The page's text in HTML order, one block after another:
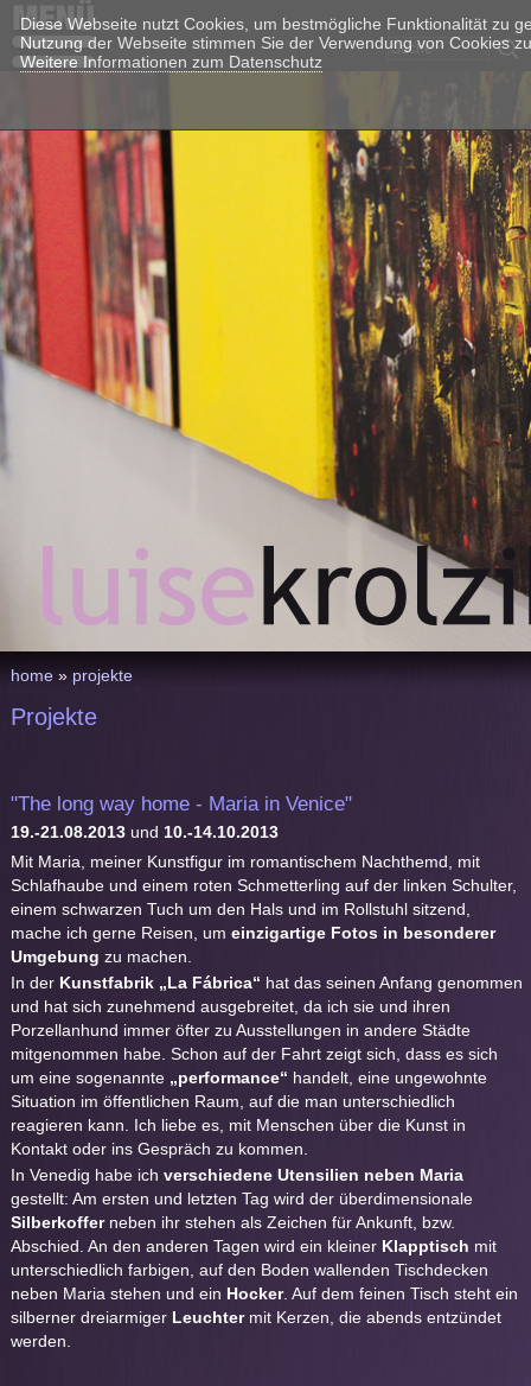
Diese Webseite nutzt Cookies, um bestmögliche Funktionalität zu
Nutzung der Webseite stimmen Sie der Verwendung von Cookies
Weitere Informationen zum Datenschutz
home» projekte
Projekte
"The long way home - Maria in Venice"
19.-21.08.2013 und 10.-14.10.2013
Mit Maria, meiner Kunstfigur im romantischem Nachthemd, mit
Schlafhaube und einem roten Schmetterling auf der linken Schulter,
einem schwarzen Tuch um den Hals und im Rollstuhl sitzend,
mache ich gerne Reisen, um einzigartige Fotos in besonderer
Umgebung zu machen.
In der Kunstfabrik „La Fábrica“ hat das seinen Anfang genommen
und hat sich zunehmend ausgebreitet, da ich sie und ihren
Porzellanhund immer öfter zu Ausstellungen in andere Städte
mitgenommen habe. Schon auf der Fahrt zeigt sich, dass es sich
um eine sogenannte „performance“ handelt, eine ungewohnte
Situation im öffentlichen Raum, auf die man unterschiedlich
reagieren kann. Ich liebe es, mit Menschen über die Kunst in
Kontakt oder ins Gespräch zu kommen.
In Venedig habe ich verschiedene Utensilien neben Maria
gestellt: Am ersten und letzten Tag wird der überdimensionale
Silberkoffer neben ihr stehen als Zeichen für Ankunft, bzw.
Abschied. An den anderen Tagen wird ein kleiner Klapptisch mit
unterschiedlich farbigen, auf den Boden wallenden Tischdecken
neben Maria stehen und ein Hocker. Auf dem feinen Tisch steht ein
silberner dreiarmiger Leuchter mit Kerzen, die abends entzündet
werden.